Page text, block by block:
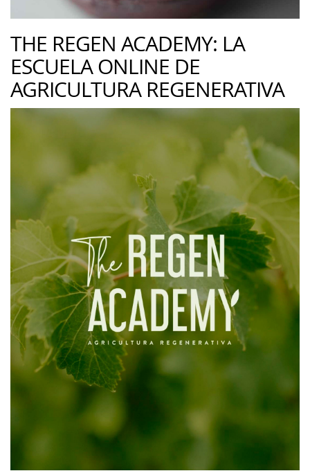
THE REGEN ACADEMY: LA
ESCUELA ONLINE DE
AGRICULTURA REGENERATIVA